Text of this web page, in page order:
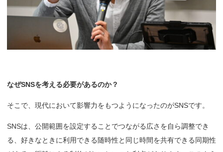
なぜSNSを考える必要があるのか？
そこで、現代において影響力をもつようになったのがSNSです。
SNSは、公開範囲を設定することでつながる広さを自ら調整でき
る、好きなときに利用できる随時性と同じ時間を共有できる同期性